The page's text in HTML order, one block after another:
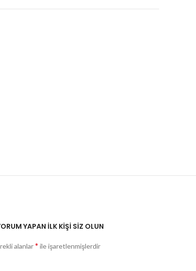
YAPAN ILK KIŞI SIZ OLUN
alanlar* ile işaretlenmişlerdir